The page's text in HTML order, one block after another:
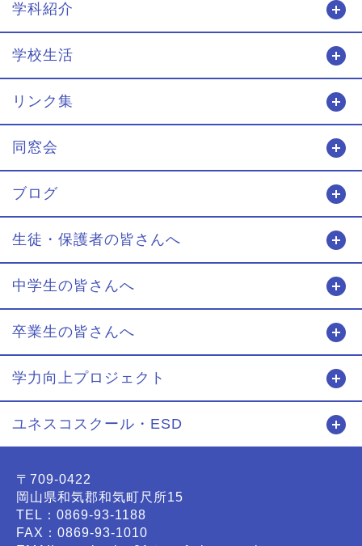
学科紹介
学校生活
リンク集
同窓会
ブログ
生徒・保護者の皆さんへ
中学生の皆さんへ
卒業生の皆さんへ
学力向上プロジェクト
ユネスコスクール・ESD
〒709-0422
岡山県和気郡和気町尺所15
TEL：0869-93-1188
FAX：0869-93-1010